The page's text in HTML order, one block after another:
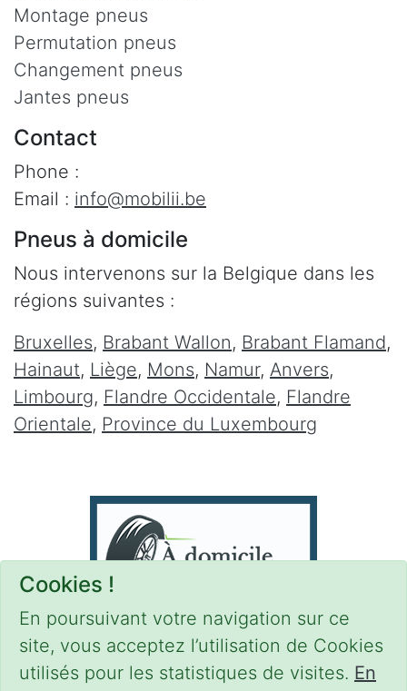
Cookies !
En poursuivant votre navigation sur ce
site, vous acceptez l’utilisation de Cookies
utilisés pour les statistiques de visites. En
Montage pneus
Permutation pneus
Changement pneus
Jantes pneus
Contact
Phone :
Email : info@mobilii.be
Pneus à domicile
Nous intervenons sur la Belgique dans les
régions suivantes :
Bruxelles, Brabant Wallon, Brabant Flamand,
Hainaut, Liège, Mons, Namur, Anvers,
Limbourg, Flandre Occidentale, Flandre
Orientale, Province du Luxembourg